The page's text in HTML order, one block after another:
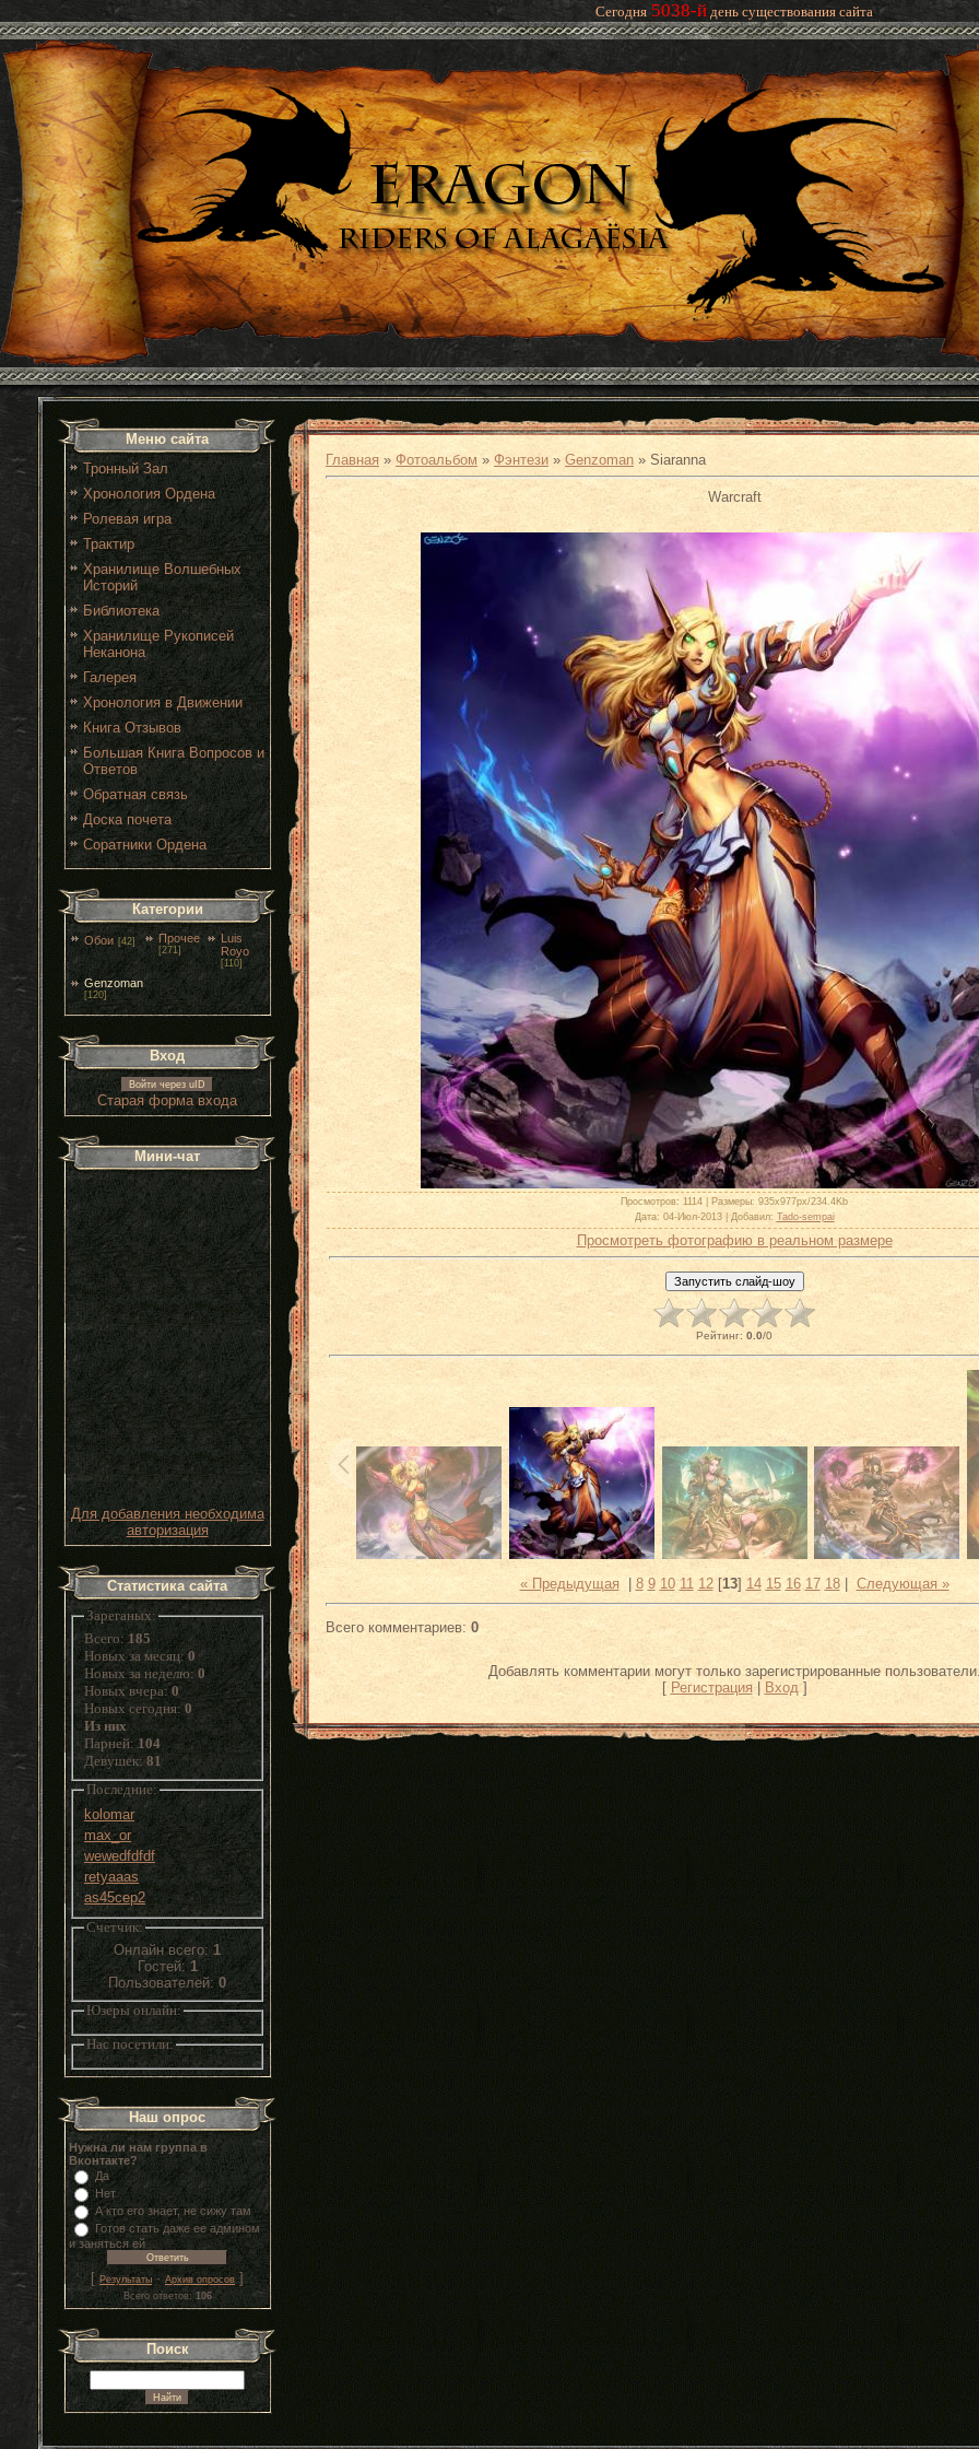
Сегодня 5038-й день существования сайта
Меню сайта
Тронный Зал
Хронология Ордена
Ролевая игра
Трактир
Хранилище Волшебных
Историй
Библиотека
Хранилище Рукописей
Неканона
Галерея
Хронология в Движении
Книга Отзывов
Большая Книга Вопросов и
Ответов
Обратная связь
Доска почета
Соратники Ордена
Категории
Обои [42] Прочее
[271]
Luis
Royo
[110]
Genzoman
[120]
Вход
Войти через uID
Старая форма входа
Мини-чат
Для добавления необходима
авторизация
Статистика сайта
Зареганых:
Всего: 185
Новых за месяц:0
Новых за неделю: 0
Новых вчера:0
Новых сегодня:0
Из них
Парней:104
Девушек: 81
Последние:
kolomar
max_or
wewedfdfdf
retyaaas
as45cep2
Счетчик:
Онлайн всего: 1
Гостей: 1
Пользователей: 0
Юзеры онлайн:
Нас посетили:
Наш опрос
Нужна ли нам группа в
Вконтакте?
Да
Нет
А кто его знает, не сижу там
Готов стать даже ее админом
и заняться ей
[Результаты · Архив опросов]
Всего ответов:106
Поиск
Главная » Фотоальбом » Фэнтези » Genzoman » Siaranna
Warcraft
Просмотров: 1114 | Размеры: 935x977px/234.4Kb
Дата: 04-Июл-2013 | Добавил: Tado-sempai
Просмотреть фотографию в реальном размере
Рейтинг: 0.0/0
« Предыдущая| 8 9 10 11 12[13] 14 15 16 17 18| Следующая »
Всего комментариев: 0
Добавлять комментарии могут только зарегистрированные
[ Регистрация| Вход ]